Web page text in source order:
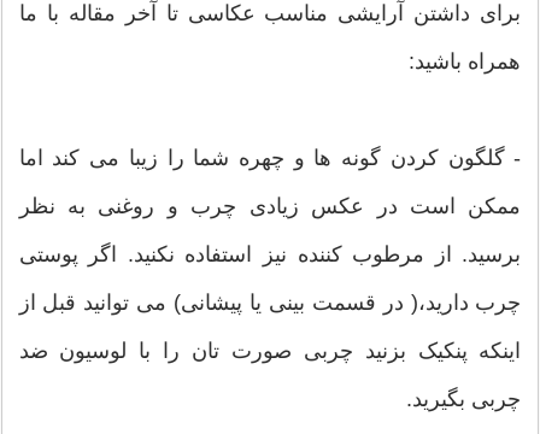
برای داشتن آرایشی مناسب عکاسی تا آخر مقاله با ما
همراه باشید:
- گلگون کردن گونه ها و چهره شما را زیبا می کند اما
ممکن است در عکس زیادی چرب و روغنی به نظر
برسید. از مرطوب کننده نیز استفاده نکنید. اگر پوستی
چرب دارید،( در قسمت بینی یا پیشانی) می توانید قبل از
اینکه پنکیک بزنید چربی صورت تان را با لوسیون ضد
چربی بگیرید.